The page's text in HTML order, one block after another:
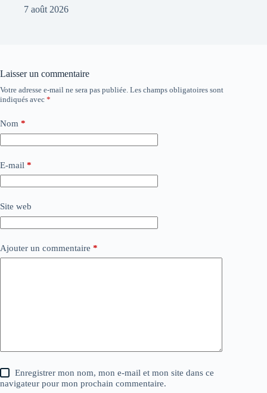
7 août 2026
Laisser un commentaire
Votre adresse e-mail ne sera pas publiée. Les champs obligatoires sont
indiqués avec *
Nom *
E-mail *
Site web
Ajouter un commentaire *
Enregistrer mon nom, mon e-mail et mon site dans ce
navigateur pour mon prochain commentaire.